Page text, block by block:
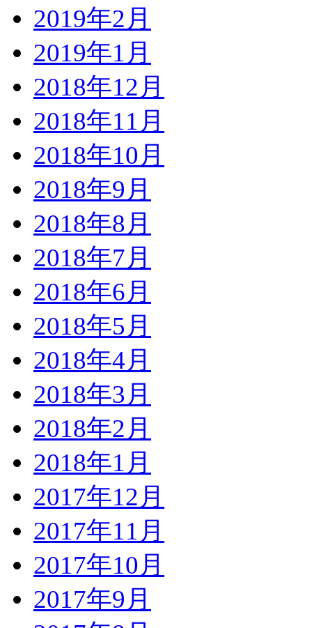
2019年2月
2019年1月
2018年12月
2018年11月
2018年10月
2018年9月
2018年8月
2018年7月
2018年6月
2018年5月
2018年4月
2018年3月
2018年2月
2018年1月
2017年12月
2017年11月
2017年10月
2017年9月